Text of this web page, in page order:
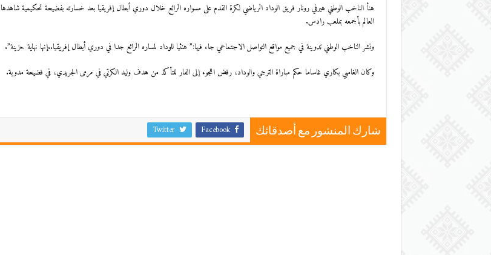
هنأ الناخب الوطني هيرفي رونار فريق الوداد الرياضي لكرة القدم على مسواره الرائع خلال دوري أبطال إفريقيا بعد خسارته بفضيحة تحكيمية شاهدها
العالم بأجمعه بملعب رادس.
ونشر الناخب الوطني تدوينة في جميع مواقع التواصل الاجتماعي جاء فيها:” هنئيا للوداد لمساره الرائع جدا في دوري أبطال إفريقيا..إنها نهاية حزينة”.
وكان الغامبي بكاري غاساما حكم مباراة الترجي والوداد، رفض اللجوء إلى الفار للتأكد من هدف وليد الكرتي في مرمى الجريدي، في فضيحة مدوية.
شارك المنشور مع أصدقائك Facebook
Twitter